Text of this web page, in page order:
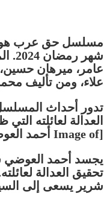
مسلسل حق عرب هو
عامر، ميرهان
علاء، ومن تأليف
تدور أحداث
العدالة لعائلته
[Image of أحمد العوضي في مسلسل حق عرب]
يجسد أحمد
تحقيق العدالة
شرير يسعى إلى